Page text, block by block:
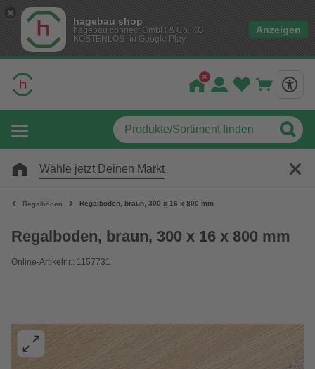
hagebau shop
hagebau connect GmbH & Co. KG
KOSTENLOS- In Google Play
Anzeigen
Wähle jetzt Deinen Markt
Regalböden Regalboden, braun, 300 x 16 x 800 mm
Regalboden, braun, 300 x 16 x 800 mm
Online-Artikelnr.: 1157731